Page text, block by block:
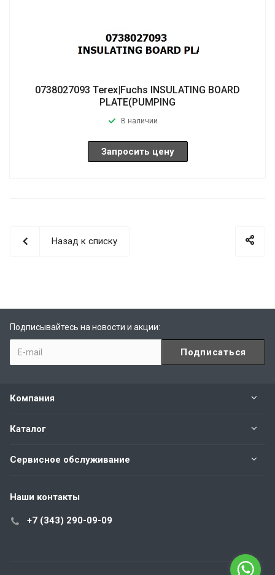
0738027093 Terex|Fuchs INSULATING BOARD
PLATE(PUMPING
В наличии
Запросить цену
Назад к списку
Подписывайтесь на новости и акции:
Компания
Каталог
Сервисное обслуживание
Наши контакты
+7 (343) 290-09-09